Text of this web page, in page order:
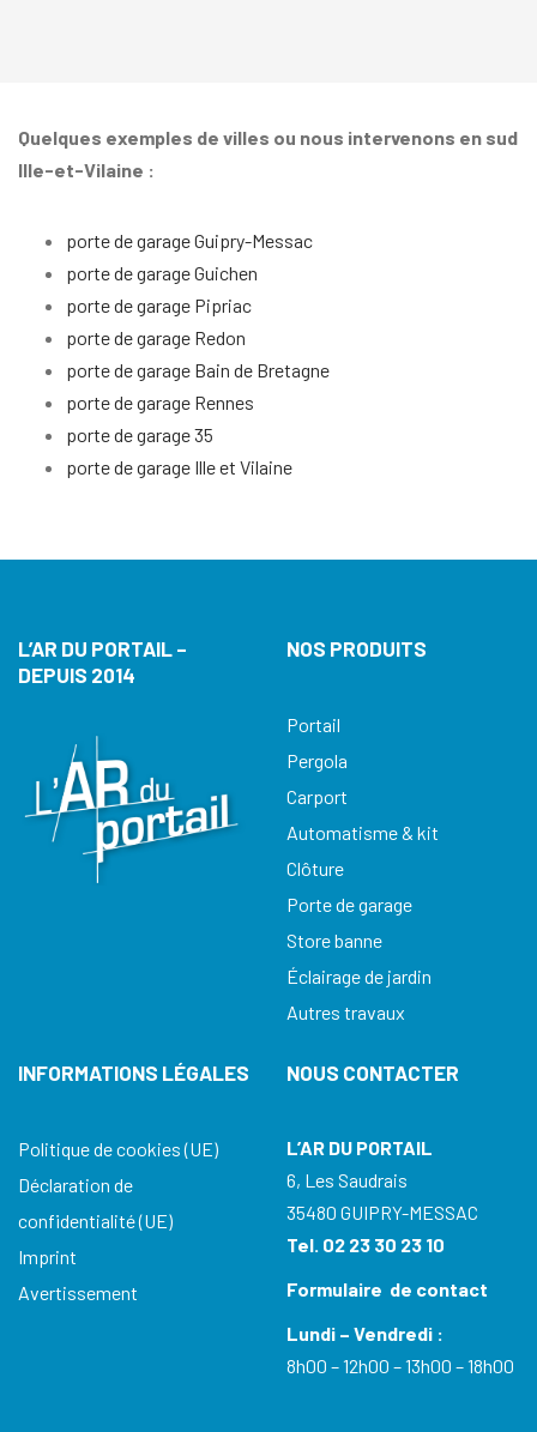
Quelques exemples de villes ou nous intervenons en sud
Ille-et-Vilaine :
porte de garage Guipry-Messac
porte de garage Guichen
porte de garage Pipriac
porte de garage Redon
porte de garage Bain de Bretagne
porte de garage Rennes
porte de garage 35
porte de garage Ille et Vilaine
L’AR DU PORTAIL –
DEPUIS 2014
NOS PRODUITS
Portail
Pergola
Carport
Automatisme & kit
Clôture
Porte de garage
Store banne
Éclairage de jardin
Autres travaux
INFORMATIONS LÉGALES
Politique de cookies (UE)
Déclaration de
confidentialité (UE)
Imprint
Avertissement
NOUS CONTACTER
L’AR DU PORTAIL
6, Les Saudrais
35480 GUIPRY-MESSAC
Tel. 02 23 30 23 10
Formulaire de contact
Lundi – Vendredi :
8h00 – 12h00 – 13h00 – 18h00